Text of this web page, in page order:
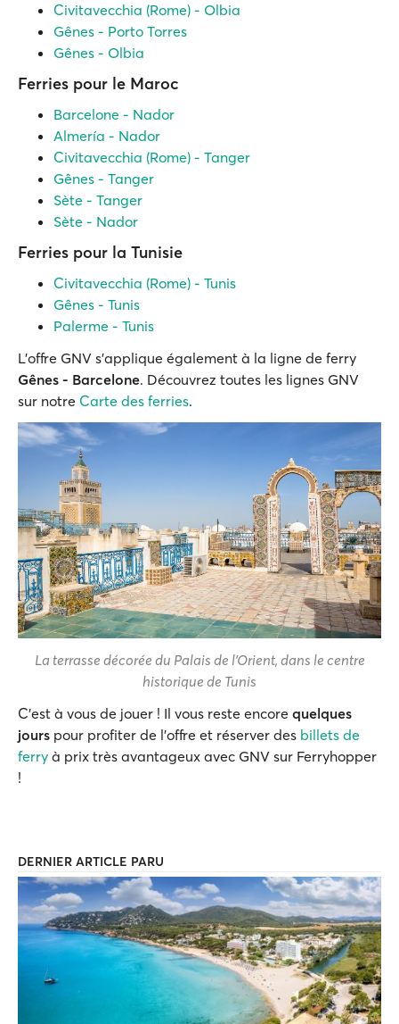
Civitavecchia (Rome) - Olbia
Gênes - Porto Torres
Gênes - Olbia
Ferries pour le Maroc
Barcelone - Nador
Almería - Nador
Civitavecchia (Rome) - Tanger
Gênes - Tanger
Sète - Tanger
Sète - Nador
Ferries pour la Tunisie
Civitavecchia (Rome) - Tunis
Gênes - Tunis
Palerme - Tunis
L'offre GNV s'applique également à la ligne de ferry
Gênes - Barcelone. Découvrez toutes les lignes GNV
sur notre Carte des ferries.
La terrasse décorée du Palais de l'Orient, dans le centre
historique de Tunis
C'est à vous de jouer ! Il vous reste encore quelques
jours pour profiter de l'offre et réserver des billets de
ferry à prix très avantageux avec GNV sur Ferryhopper
!
DERNIER ARTICLE PARU